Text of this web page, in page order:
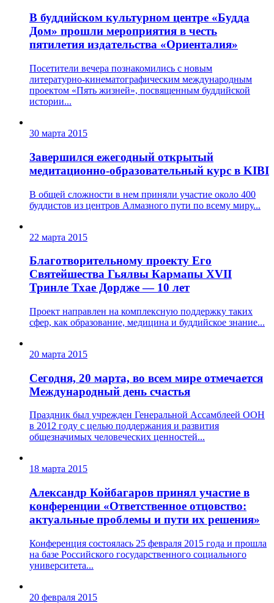
В буддийском культурном центре «Будда
Дом» прошли мероприятия в честь
пятилетия издательства «Ориенталия»
Посетители вечера познакомились с новым
литературно-кинематографическим международным
проектом «Пять жизней», посвященным буддийской
истории...
30 марта 2015
Завершился ежегодный открытый
медитационно-образовательный курс в KIBI
В общей сложности в нем приняли участие около 400
буддистов из центров Алмазного пути по всему миру...
22 марта 2015
Благотворительному проекту Его
Святейшества Гьялвы Кармапы XVII
Тринле Тхае Дордже — 10 лет
Проект направлен на комплексную поддержку таких
сфер, как образование, медицина и буддийское знание...
20 марта 2015
Сегодня, 20 марта, во всем мире отмечается
Международный день счастья
Праздник был учрежден Генеральной Ассамблеей ООН
в 2012 году с целью поддержания и развития
общезначимых человеческих ценностей...
18 марта 2015
Александр Койбагаров принял участие в
конференции «Ответственное отцовство:
актуальные проблемы и пути их решения»
Конференция состоялась 25 февраля 2015 года и прошла
на базе Российского государственного социального
университета...
20 февраля 2015